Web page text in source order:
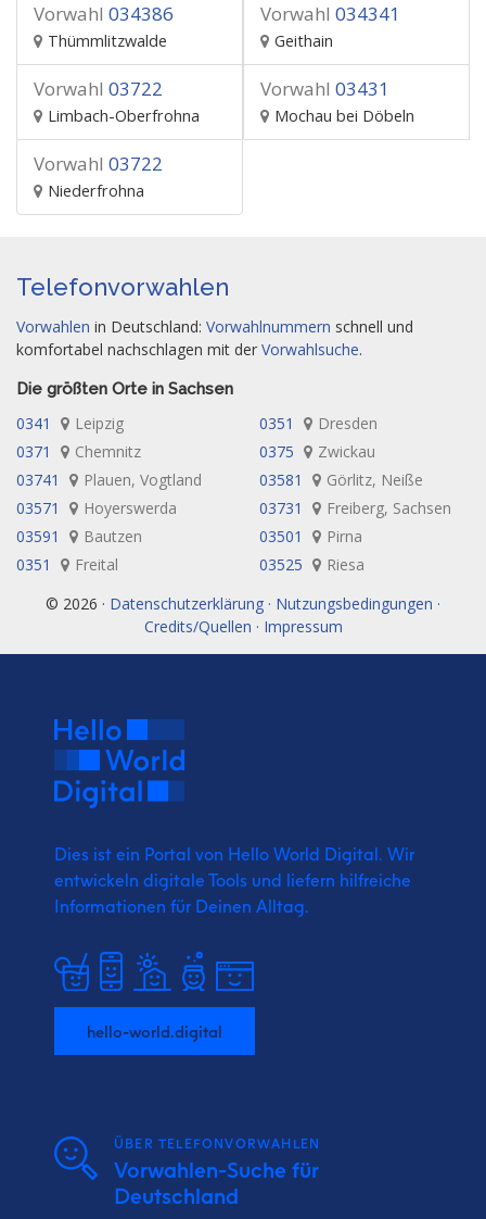
Vorwahl 034386
Thümmlitzwalde
Vorwahl 034341
Geithain
Vorwahl 03722
Limbach-Oberfrohna
Vorwahl 03431
Mochau bei Döbeln
Vorwahl 03722
Niederfrohna
Telefonvorwahlen
Vorwahlen in Deutschland: Vorwahlnummern schnell und
komfortabel nachschlagen mit der Vorwahlsuche.
Die größten Orte in Sachsen
0341 Leipzig 0351
Dresden
0371
Chemnitz 0375
Zwickau
03741
Plauen, Vogtland 03581
Görlitz, Neiße
03571
Hoyerswerda 03731
Freiberg, Sachsen
03591
Bautzen 03501
Pirna
0351
Freital 03525
Riesa
© 2026 · Datenschutzerklärung · Nutzungsbedingungen ·
Credits/Quellen · Impressum
Dies ist ein Portal von Hello World Digital. Wir
entwickeln digitale Tools und liefern hilfreiche
Informationen für Deinen Alltag.
hello-world.digital
ÜBER TELEFONVORWAHLEN
Vorwahlen-Suche für
Deutschland